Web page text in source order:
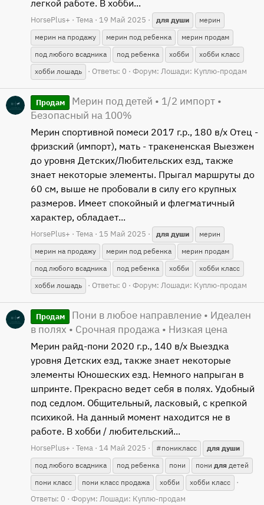
легкой работе. В хобби...
HorsePlus+ Тема 19 Май 2025 для души
мерин
мерин на продажу
мерин под ребенка
мерин продам
под любого всадника
под ребенка хобби
хобби класс
хобби лошадь
Ответы: 0 Форум: Лошади: Куплю-продам
Продам
Мерин под детей • 1/2 импорт •
Безопасный на 100%
Мерин спортивной помеси 2017 г.р., 180 в/х Отец -
фризский (импорт), мать - тракененская Выезжен
до уровня Детских/Любительских езд, также
знает некоторые элементы. Прыгал маршруты до
60 см, выше не пробовали в силу его крупных
размеров. Имеет спокойный и флегматичный
характер, обладает...
HorsePlus+ Тема 15 Май 2025 для души
мерин
мерин на продажу
мерин под ребенка
мерин продам
под любого всадника
под ребенка хобби
хобби класс
хобби лошадь
Ответы: 0 Форум: Лошади: Куплю-продам
Продам
Пони в любое направление • Идеален
в полях • Срочная продажа • Низкая цена
Мерин райд-пони 2020 г.р., 140 в/х Выездка
уровня Детских езд, также знает некоторые
элементы Юношеских езд. Немного напрыган в
шпринте. Прекрасно ведет себя в полях. Удобный
под седлом. Общительный, ласковый, с крепкой
психикой. На данный момент находится не в
работе. В хобби / любительский...
HorsePlus+ Тема 14 Май 2025 #поникласс для души
под любого всадника
под ребенка пони пони для детей
пони класс
пони класс продажа хобби хобби класс
Ответы: 0 Форум: Лошади: Куплю-продам